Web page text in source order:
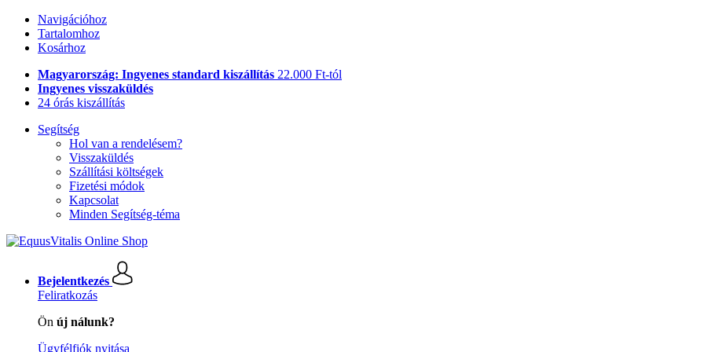
Navigációhoz
Tartalomhoz
Kosárhoz
Magyarország: Ingyenes standard kiszállítás 22.000 Ft-tól
Ingyenes visszaküldés
24 órás kiszállítás
Segítség
Hol van a rendelésem?
Visszaküldés
Szállítási költségek
Fizetési módok
Kapcsolat
Minden Segítség-téma
Bejelentkezés
Feliratkozás
Ön új nálunk?
Ügyfélfiók nyitása